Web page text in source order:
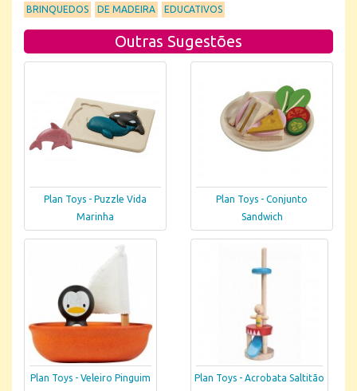
BRINQUEDOS DE MADEIRA EDUCATIVOS
Outras Sugestões
Plan Toys - Puzzle Vida
Marinha
Plan Toys - Conjunto
Sandwich
Plan Toys - Veleiro Pinguim Plan Toys - Acrobata Saltitão